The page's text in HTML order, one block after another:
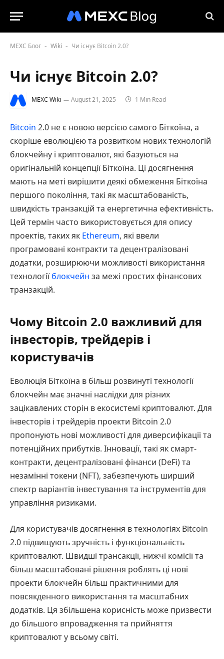
MEXC Блог - Wiki - Чи існує Bitcoin 2.0?
Чи існує Bitcoin 2.0?
MEXC Wiki August 21, 2025 1 Min Read
Bitcoin 2.0 не є новою версією самого Біткоїна, а
скоріше еволюцією та розвитком нових технологій
блокчейну і криптовалют, які базуються на
оригінальній концепції Біткоїна. Ці досягнення
мають на меті вирішити деякі обмеження Біткоїна
першого покоління, такі як масштабованість,
швидкість транзакцій та енергетична ефективність.
Цей термін часто використовується для опису
проектів, таких як Ethereum, які ввели
програмовані контракти та децентралізовані
додатки, розширюючи можливості використання
технологіїблокчейн за межі простих фінансових
транзакцій.
Чому Bitcoin 2.0 важливий для
інвесторів, трейдерів і
користувачів
Еволюція Біткоїна в більш розвинуті технології
блокчейн має значні наслідки для різних
зацікавлених сторін в екосистемі криптовалют. Для
інвесторів і трейдерів проекти Bitcoin 2.0
пропонують нові можливості для диверсифікації та
потенційних прибутків. Інновації, такі як смарт-
контракти, децентралізовані фінанси (DeFi) та
незамінні токени (NFT), забезпечують ширший
спектр варіантів інвестування та інструментів для
управління ризиками.
Для користувачів досягнення в технологіях Bitcoin
2.0 підвищують зручність і функціональність
криптовалют. Швидші трансакції, нижчі комісії та
більш масштабовані рішення роблять ці нові
проекти блокчейн більш практичними для
повсякденного використання та масштабних
додатків. Ця збільшена корисність може призвести
до більшого впровадження та прийняття
криптовалют у всьому світі.